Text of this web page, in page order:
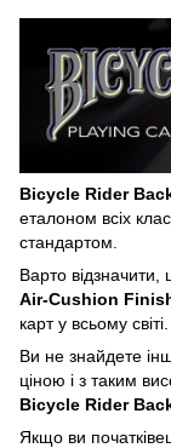
Bicycle Rider
еталоном всіх
стандартом.
Варто
Air-Cushion
карт у всьому світі.
Ви не знайдете
ціною і з таким
Bicycle Rider
Якщо ви